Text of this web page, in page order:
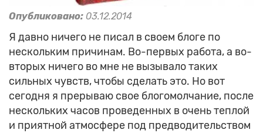
Опубликовано: 03.12.2014
Я давно ничего не писал в своем блоге по
нескольким причинам. Во-первых работа, а во-
вторых ничего во мне не вызывало таких
сильных чувств, чтобы сделать это. Но вот
сегодня я прерываю свое блогомолчание, после
нескольких часов проведенных в очень теплой
и приятной атмосфере под предводительством